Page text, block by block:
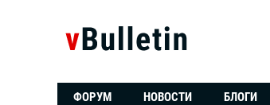
ФОРУМ НОВОСТИ БЛОГИ